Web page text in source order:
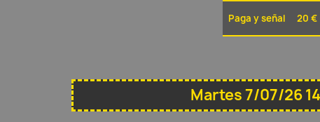
Paga y señal 20 €
Martes 7/07/26